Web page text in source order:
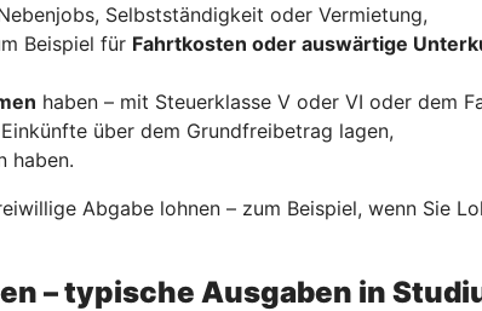
Selbstständigkeit oder Vermietung,
Beispiel für Fahrtkosten oder auswärtige
haben – mit Steuerklasse V oder VI oder dem
über dem Grundfreibetrag lagen,
haben.
Abgabe lohnen – zum Beispiel, wenn Sie
– typische Ausgaben in